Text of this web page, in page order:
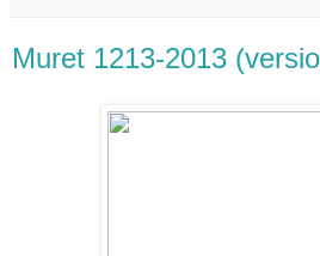
Muret 1213-2013